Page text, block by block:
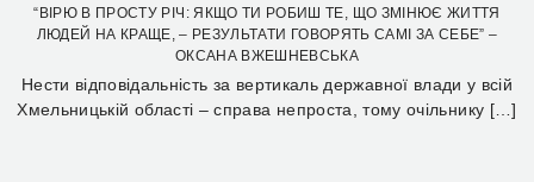
“ВІРЮ В ПРОСТУ РІЧ: ЯКЩО ТИ РОБИШ ТЕ, ЩО ЗМІНЮЄ ЖИТТЯ
ЛЮДЕЙ НА КРАЩЕ, – РЕЗУЛЬТАТИ ГОВОРЯТЬ САМІ ЗА СЕБЕ” –
ОКСАНА ВЖЕШНЕВСЬКА
Нести відповідальність за вертикаль державної влади у всій
Хмельницькій області – справа непроста, тому очільнику […]